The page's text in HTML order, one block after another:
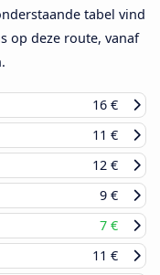
tabel vind
op deze route, vanaf
16 €
11 €
12 €
9 €
7 €
11 €